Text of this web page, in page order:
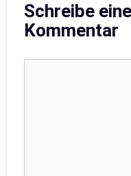
Schreibe
Kommentar